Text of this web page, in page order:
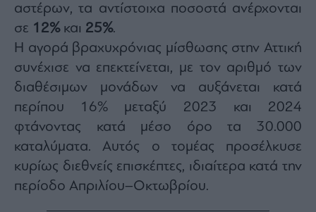
αστέρων, τα αντίστοιχα ποσοστά ανέρχονται
σε 12%και 25%.
Η αγορά βραχυχρόνιας μίσθωσης στην Αττική
συνέχισε να επεκτείνεται, με τον αριθμό των
διαθέσιμων μονάδων να αυξάνεται κατά
περίπου 16% μεταξύ 2023 και 2024
φτάνοντας κατά μέσο όρο τα 30.000
καταλύματα. Αυτός ο τομέας προσέλκυσε
κυρίως διεθνείς επισκέπτες, ιδιαίτερα κατά την
περίοδο Απριλίου–Οκτωβρίου.